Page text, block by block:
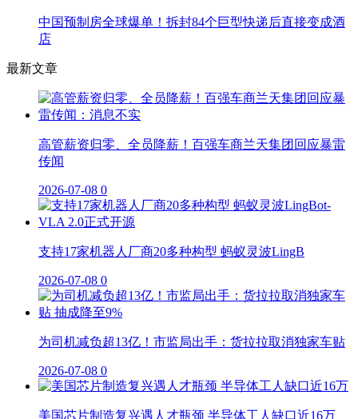
中国预制房全球爆单！拆封84个巨型快递后直接变成酒
店
最新文章
高管薪资归零、全员降薪！百强车商兰天集团回应暴雷
传闻
2026-07-08 0
支持17家机器人厂商20多种构型 蚂蚁灵波LingB
2026-07-08 0
为司机减负超13亿！市监局出手：货拉拉取消独家车贴
2026-07-08 0
美国芯片制造复兴遇人才瓶颈 半导体工人缺口近16万